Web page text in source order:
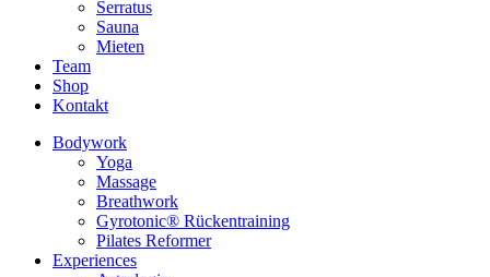
Serratus
Sauna
Mieten
Team
Shop
Kontakt
Bodywork
Yoga
Massage
Breathwork
Gyrotonic® Rückentraining
Pilates Reformer
Experiences